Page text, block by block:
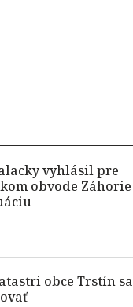
vyhlásil pre
obvode Záhorie
obce Trstín sa